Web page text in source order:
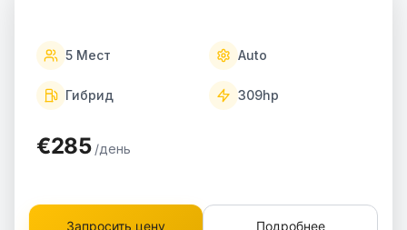
5 Мест Auto
Гибрид 309hp
€285 /день
Запросить цену Подробнее